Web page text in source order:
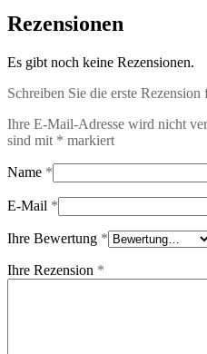
Rezensionen
Es gibt noch keine Rezensionen.
Schreiben Sie die erste
Ihre E-Mail-Adresse wird nicht
sind mit * markiert
Name *
E-Mail *
Ihre Bewertung *
Ihre Rezension *